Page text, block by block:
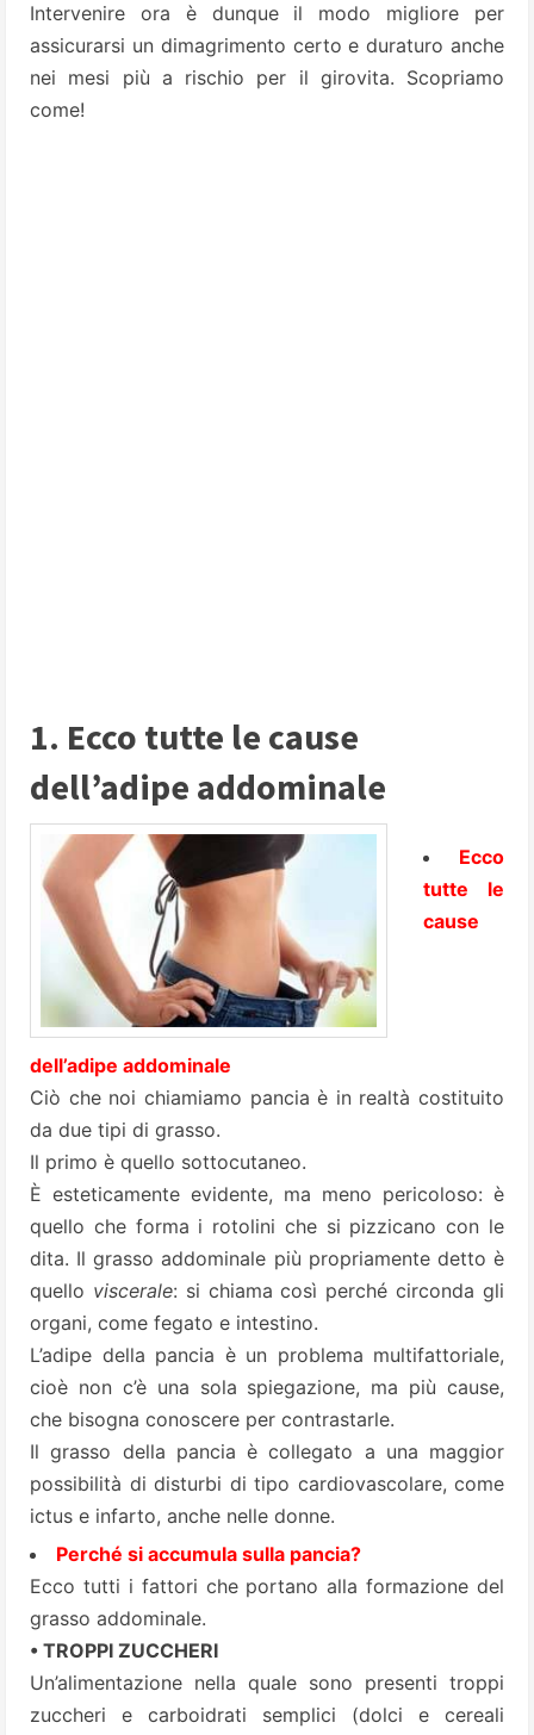
Intervenire ora è dunque il modo migliore per
assicurarsi un dimagrimento certo e duraturo anche
nei mesi più a rischio per il girovita. Scopriamo
come!
1. Ecco tutte le cause
dell’adipe addominale
Ecco
tutte le
cause
dell’adipe addominale
Ciò che noi chiamiamo pancia è in realtà costituito
da due tipi di grasso.
Il primo è quello sottocutaneo.
È esteticamente evidente, ma meno pericoloso: è
quello che forma i rotolini che si pizzicano con le
dita. Il grasso addominale più propriamente detto è
quello viscerale: si chiama così perché circonda gli
organi, come fegato e intestino.
L’adipe della pancia è un problema multifattoriale,
cioè non c’è una sola spiegazione, ma più cause,
che bisogna conoscere per contrastarle.
Il grasso della pancia è collegato a una maggior
possibilità di disturbi di tipo cardiovascolare, come
ictus e infarto, anche nelle donne.
Perché si accumula sulla pancia?
Ecco tutti i fattori che portano alla formazione del
grasso addominale.
• TROPPI ZUCCHERI
Un’alimentazione nella quale sono presenti troppi
zuccheri e carboidrati semplici (dolci e cereali